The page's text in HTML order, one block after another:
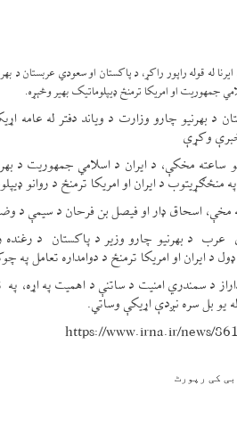
ایرنا له قوله راپور راکړ، د پاکستان او سعودي عربستان
جمهوریت او امریکا ترمنځ ډیپلوماتیک بهیر وڅېړه.
د بهرنیو چارو وزارت د ویاند دفتر له
وکړې
مخکې، د ایران د اسلامي جمهوریت د
منځګړیتوب د ایران او امریکا ترمنځ د روانو
مخې، اسحاق ډار او فیصل بن فرحان د سیمې د
د بهرنیو چارو وزیر د پاکستان د رغنده
د ایران او امریکا ترمنځ د دوامداره تعامل په
د سمندري امنیت د ساتنې د اهمیت په اړه، په
له یو بل سره نږدې اړیکې وساتي.
https://www.irna.ir/news/
کی رپورٹ